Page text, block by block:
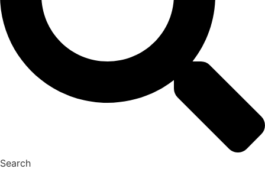
Search